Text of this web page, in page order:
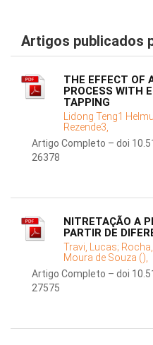
Artigos publicados
THE EFFECT OF
PROCESS WITH
TAPPING
Lidong Teng1
Rezende3,
Artigo Completo – doi
26378
NITRETAÇÃO A
PARTIR DE
Travi, Lucas;
Moura de Souza (),
Artigo Completo – doi
27575